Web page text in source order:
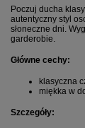
Poczuj ducha
autentyczny styl
słoneczne dni.
garderobie.
Główne cechy:
klasyczna
miękka w
Szczegóły: